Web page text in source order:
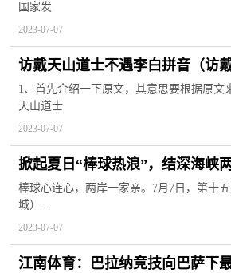
国家发
2023-07-07
访戴天山道士不遇李白拼音（访
白）
1、首先介绍一下原文，其意思要根据原文
天山道士
2023-07-07
掀起夏日“棒球热浪”，结深海峡
届海峡论坛·两岸棒球文化节在福
棒球心连心，两岸一家亲。7月7日，第十
城）...
2023-07-07
江南体育：巴拉纳竞技向巴萨下